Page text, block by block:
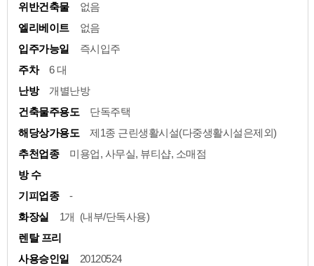
위반건축물
없음
엘리베이트
없음
입주가능일
즉시입주
주차
6 대
난방
개별난방
건축물주용도
단독주택
해당상가용도
제1종 근린생활시설(다중생활시설은제외)
추천업종
미용업, 사무실, 뷰티샵, 소매점
방 수
기피업종
-
화장실
1개 (내부/단독사용)
렌탈 프리
사용승인일
20120524